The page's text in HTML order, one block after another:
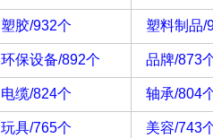
塑胶/932个 塑料制品/
环保设备/892个 品牌/873
电缆/824个 轴承/804
玩具/765个 美容/743